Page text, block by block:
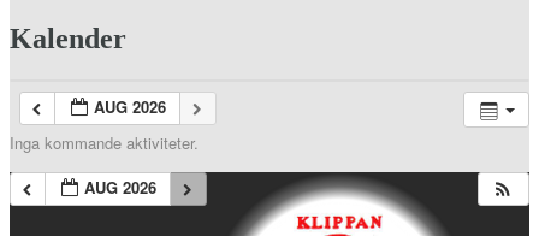
Kalender
AUG 2026
Inga kommande aktiviteter.
AUG 2026